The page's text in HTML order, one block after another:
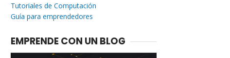
Tutoriales de Computación
Guía para emprendedores
EMPRENDE CON UN BLOG